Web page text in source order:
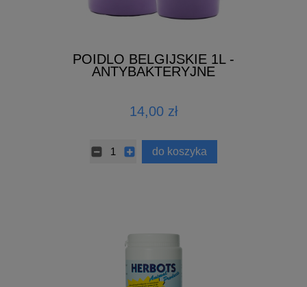
POIDLO BELGIJSKIE 1L -
ANTYBAKTERYJNE
14,00 zł
do koszyka